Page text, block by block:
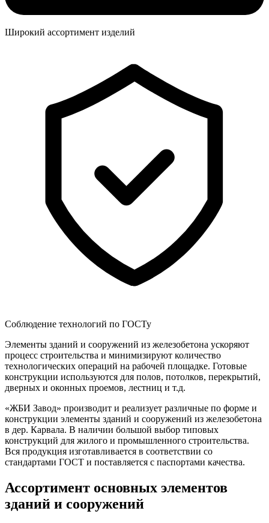
Широкий ассортимент изделий
Соблюдение технологий по ГОСТу
Элементы зданий и сооружений из железобетона ускоряют
процесс строительства и минимизируют количество
технологических операций на рабочей площадке. Готовые
конструкции используются для полов, потолков, перекрытий,
дверных и оконных проемов, лестниц и т.д.
«ЖБИ Завод» производит и реализует различные по форме и
конструкции элементы зданий и сооружений из железобетона
в дер. Карвала. В наличии большой выбор типовых
конструкций для жилого и промышленного строительства.
Вся продукция изготавливается в соответствии со
стандартами ГОСТ и поставляется с паспортами качества.
Ассортимент основных элементов
зданий и сооружений